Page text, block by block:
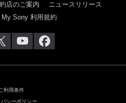
店のご案内
ニュースリリース
My Sony 利用規約
ご利用条件
バシーポリシー